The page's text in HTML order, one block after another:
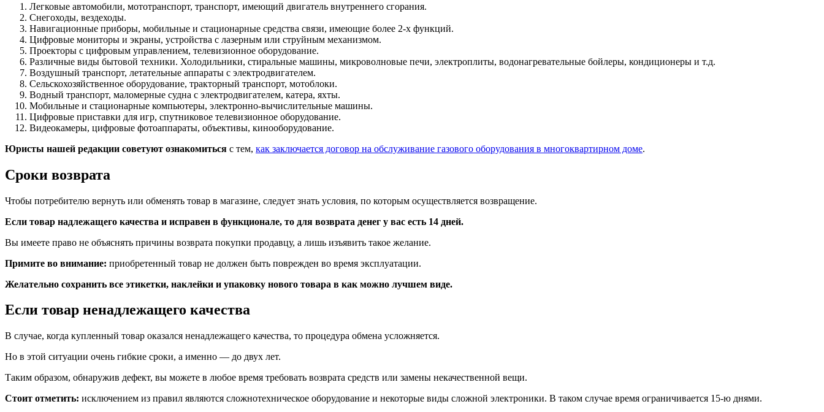
Легковые автомобили, мототранспорт, транспорт, имеющий двигатель внутреннего сгорания.
Снегоходы, вездеходы.
Навигационные приборы, мобильные и стационарные средства связи, имеющие более 2-х функций.
Цифровые мониторы и экраны, устройства с лазерным или струйным механизмом.
Проекторы с цифровым управлением, телевизионное оборудование.
Различные виды бытовой техники. Холодильники, стиральные машины, микроволновые печи, электроплиты, водонагревательные бойлеры, кондиционеры и т.д.
Воздушный транспорт, летательные аппараты с электродвигателем.
Сельскохозяйственное оборудование, тракторный транспорт, мотоблоки.
Водный транспорт, маломерные судна с электродвигателем, катера, яхты.
Мобильные и стационарные компьютеры, электронно-вычислительные машины.
Цифровые приставки для игр, спутниковое телевизионное оборудование.
Видеокамеры, цифровые фотоаппараты, объективы, кинооборудование.
Юристы нашей редакции советуют ознакомиться с тем, как заключается договор на обслуживание газового оборудования в многоквартирном доме.
Сроки возврата
Чтобы потребителю вернуть или обменять товар в магазине, следует знать условия, по которым осуществляется возвращение.
Если товар надлежащего качества и исправен в функционале, то для возврата денег у вас есть 14 дней.
Вы имеете право не объяснять причины возврата покупки продавцу, а лишь изъявить такое желание.
Примите во внимание: приобретенный товар не должен быть поврежден во время эксплуатации.
Желательно сохранить все этикетки, наклейки и упаковку нового товара в как можно лучшем виде.
Если товар ненадлежащего качества
В случае, когда купленный товар оказался ненадлежащего качества, то процедура обмена усложняется.
Но в этой ситуации очень гибкие сроки, а именно — до двух лет.
Таким образом, обнаружив дефект, вы можете в любое время требовать возврата средств или замены некачественной вещи.
Стоит отметить: исключением из правил являются сложнотехническое оборудование и некоторые виды сложной электроники. В таком случае время ограничивается 15-ю днями.